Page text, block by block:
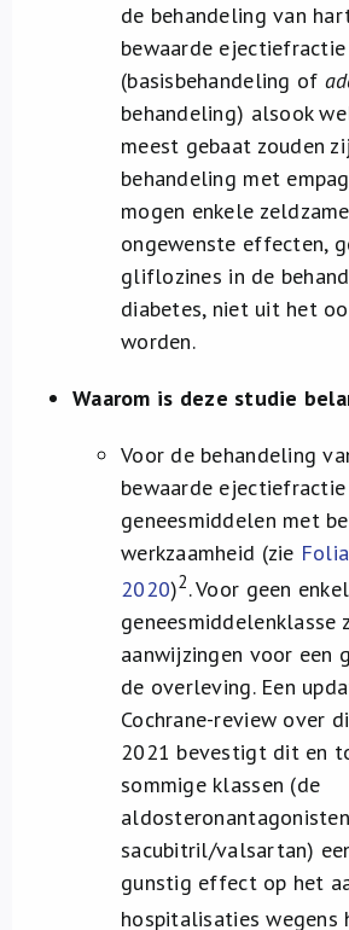
de behandeling van
bewaarde
(basisbehandeling of
behandeling) alsook
meest gebaat zouden
behandeling met
mogen enkele
ongewenste effecten,
gliflozines in de
diabetes, niet uit het
worden.
Waarom is deze studie
Voor de behandeling
bewaarde
geneesmiddelen met
werkzaamheid (zie
2020)2. Voor geen
geneesmiddelenklasse
aanwijzingen voor een
de overleving. Een
Cochrane-review over
2021 bevestigt dit en
sommige klassen (de
sacubitril/valsartan)
gunstig effect op het
hospitalisaties wegens